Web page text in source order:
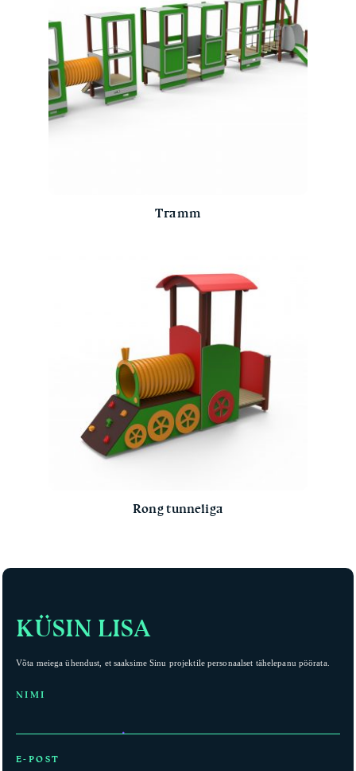
Tramm
Rong tunneliga
KÜSIN LISA
Võta meiega ühendust, et saaksime Sinu projektile personaalset tähelepanu pöörata.
NIMI
E-POST